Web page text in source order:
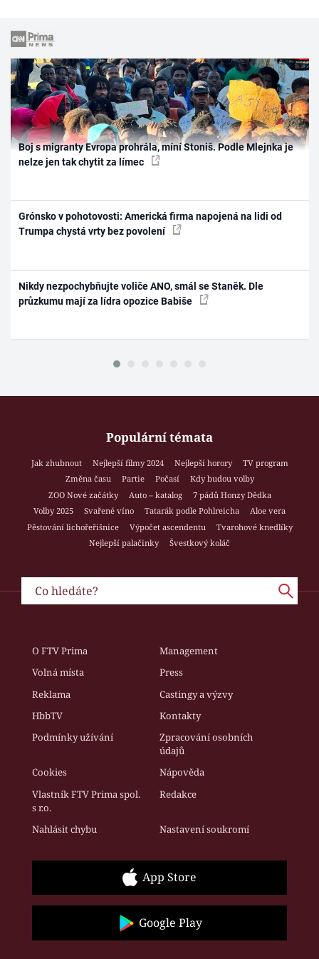
Boj s migranty Evropa prohrála, míní Stoniš. Podle Mlejnka je
nelze jen tak chytit za límec
Grónsko v pohotovosti: Americká firma napojená na lidi od
Trumpa chystá vrty bez povolení
Nikdy nezpochybňujte voliče ANO, smál se Staněk. Dle
průzkumu mají za lídra opozice Babiše
Populární témata
Jak zhubnout Nejlepší filmy 2024 Nejlepší horory
TV program
Změna času
Partie Počasí
Kdy budou volby
ZOO Nové začátky
Auto – katalog
7 pádů Honzy Dědka
Volby 2025
Svařené víno Tatarák podle Pohlreicha
Aloe vera
Pěstování lichořeřišnice
Výpočet ascendentu
Tvarohové knedlíky
Nejlepší palačinky
Švestkový koláč
O FTV Prima
Management
Volná místa
Press
Reklama
Castingy a výzvy
HbbTV
Kontakty
Podmínky užívání
Zpracování osobních
údajů
Cookies
Nápověda
Vlastník FTV Prima spol.
s r.o.
Redakce
Nahlásit chybu Nastavení soukromí
App Store
Google Play